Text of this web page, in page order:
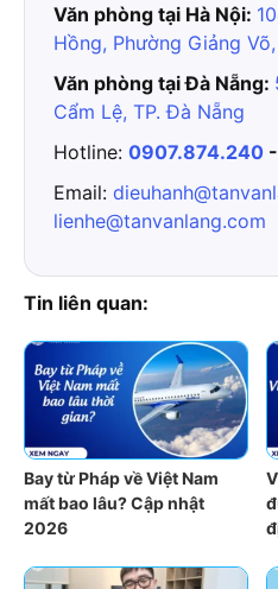
Văn phòng tại Hà Nội:
Hồng, Phường Giảng
Văn phòng tại Đà Nẵng:
Cẩm Lệ, TP. Đà Nẵng
Hotline: 0907.874.240 -
Email:
lienhe@tanvanlang.com
Tin liên quan:
Bay từ Pháp về Việt Nam
mất bao lâu? Cập nhật
2026